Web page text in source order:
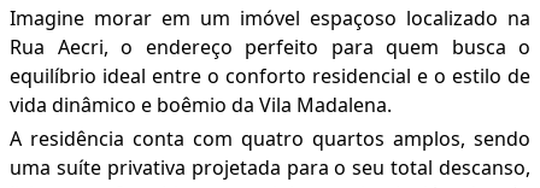
Imagine morar em um imóvel espaçoso localizado na
Rua Aecri, o endereço perfeito para quem busca o
equilíbrio ideal entre o conforto residencial e o estilo de
vida dinâmico e boêmio da Vila Madalena.
A residência conta com quatro quartos amplos, sendo
uma suíte privativa projetada para o seu total descanso,